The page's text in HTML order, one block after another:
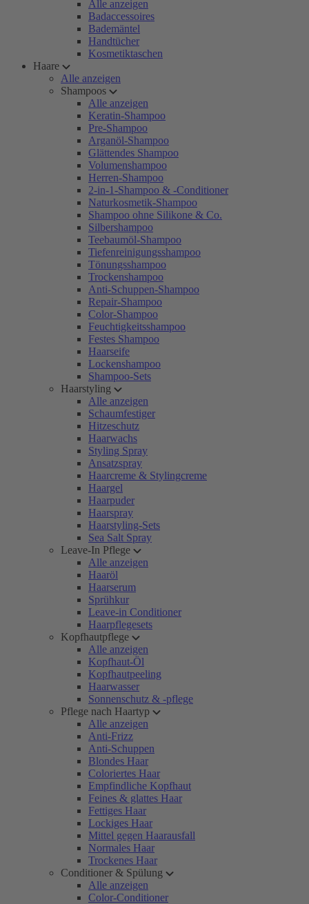
Alle anzeigen
Badaccessoires
Bademäntel
Handtücher
Kosmetiktaschen
Haare
Alle anzeigen
Shampoos
Alle anzeigen
Keratin-Shampoo
Pre-Shampoo
Arganöl-Shampoo
Glättendes Shampoo
Volumenshampoo
Herren-Shampoo
2-in-1-Shampoo & -Conditioner
Naturkosmetik-Shampoo
Shampoo ohne Silikone & Co.
Silbershampoo
Teebaumöl-Shampoo
Tiefenreinigungsshampoo
Tönungsshampoo
Trockenshampoo
Anti-Schuppen-Shampoo
Repair-Shampoo
Color-Shampoo
Feuchtigkeitsshampoo
Festes Shampoo
Haarseife
Lockenshampoo
Shampoo-Sets
Haarstyling
Alle anzeigen
Schaumfestiger
Hitzeschutz
Haarwachs
Styling Spray
Ansatzspray
Haarcreme & Stylingcreme
Haargel
Haarpuder
Haarspray
Haarstyling-Sets
Sea Salt Spray
Leave-In Pflege
Alle anzeigen
Haaröl
Haarserum
Sprühkur
Leave-in Conditioner
Haarpflegesets
Kopfhautpflege
Alle anzeigen
Kopfhaut-Öl
Kopfhautpeeling
Haarwasser
Sonnenschutz & -pflege
Pflege nach Haartyp
Alle anzeigen
Anti-Frizz
Anti-Schuppen
Blondes Haar
Coloriertes Haar
Empfindliche Kopfhaut
Feines & glattes Haar
Fettiges Haar
Lockiges Haar
Mittel gegen Haarausfall
Normales Haar
Trockenes Haar
Conditioner & Spülung
Alle anzeigen
Color-Conditioner